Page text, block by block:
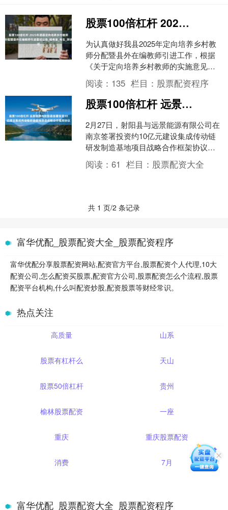
股票100倍杠杆 2025年泗县定向培养乡村教师分配暨县外在编教师引进面试公告_候考室_考生_测试
为认真做好我县2025年定向培养乡村教
师分配暨县外在编教师引进工作，根据
《关于定向培养乡村教师的实施意见》
（皖教师〔2016〕7号）、《泗县2025年
公开引进县....
阅读： 135 栏目： 股票配资程序
股票100倍杠杆 远景能源与射阳县签署投资10亿建设集成传动链研造基地项目战略合作框架协议
2月27日，射阳县与远景能源有限公司在
南京签署投资约10亿元建设集成传动链
研发制造基地项目战略合作框架协议。
基于射阳良好的合作关系和市场前景，
远景能源有限公司....
阅读：61 栏目： 股票配资大全
共 1 页/2 条记录
富华优配_股票配资大全_股票配资程序
富华优配分享股票配资网站,配资官方平台,股票配资个人代理,10大
配资公司,怎么配资买股票,配资官方公司,股票配资怎么个流程,股票
配资平台机构,什么叫配资炒股,配资股票等财经常识。
热点关注
高质量 山系
股票有杠杆么 天山
股票50倍杠杆 贵州
榆林股票配资 一座
重庆 重庆股票配资
消费 7月
富华优配_股票配资大全_股票配资程序